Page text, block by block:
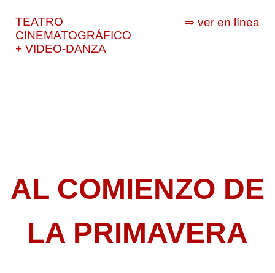
TEATRO
CINEMATOGRÁFICO
+ VIDEO-DANZA
⇒ ver en línea
AL COMIENZO DE
LA PRIMAVERA